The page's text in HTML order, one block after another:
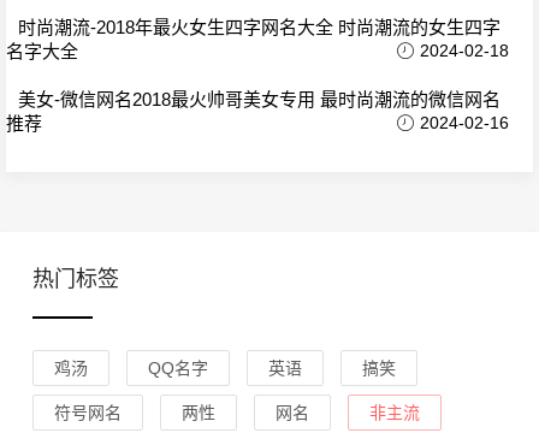
时尚潮流-2018年最火女生四字网名大全 时尚潮流的女生四字
名字大全
2024-02-18
美女-微信网名2018最火帅哥美女专用 最时尚潮流的微信网名
推荐
2024-02-16
热门标签
鸡汤 QQ名字 英语 搞笑
符号网名 两性 网名 非主流